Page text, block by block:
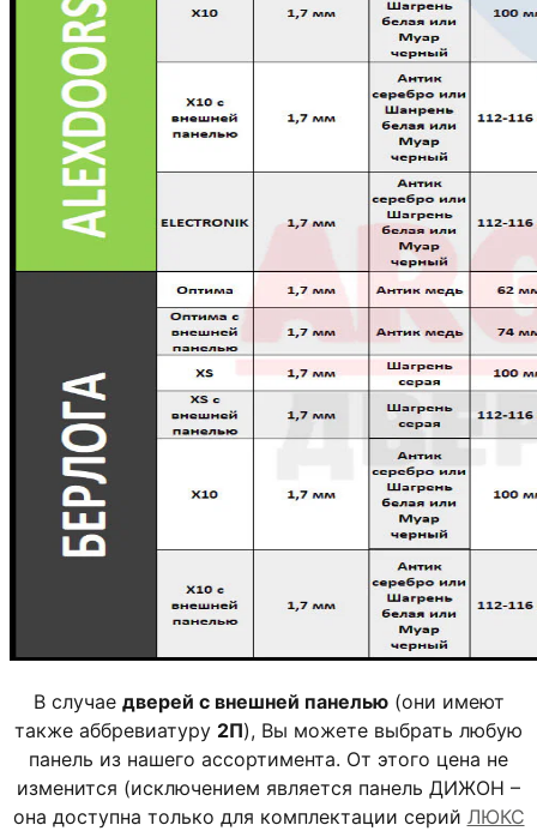
В случае дверей с внешней панелью(они имеют
также аббревиатуру 2П), Вы можете выбрать любую
панель из нашего ассортимента. От этого цена не
изменится (исключением является панель ДИЖОН –
она доступна только для комплектации серий ЛЮКС